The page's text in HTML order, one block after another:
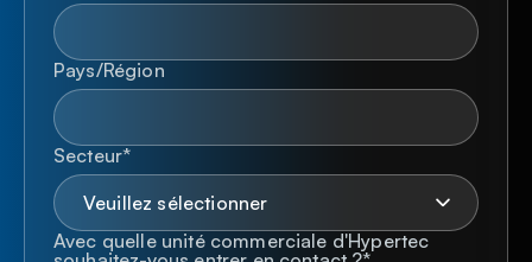
Pays/Région
Secteur*
Avec quelle unité commerciale d'Hypertec